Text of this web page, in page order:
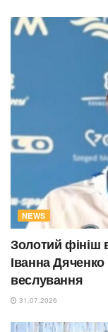
NEWS
Золотий фініш
Іванна
веслування
31.07.2026